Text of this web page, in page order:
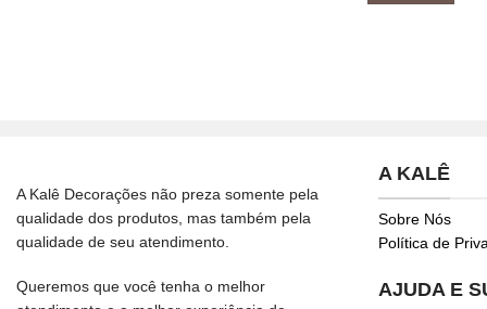
A Kalê Decorações não preza somente pela
qualidade dos produtos, mas também pela
qualidade de seu atendimento.
Queremos que você tenha o melhor
A KALÊ
Sobre Nós
Política de
AJUDA E